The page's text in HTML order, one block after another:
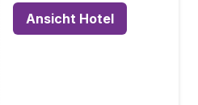
Ansicht Hotel